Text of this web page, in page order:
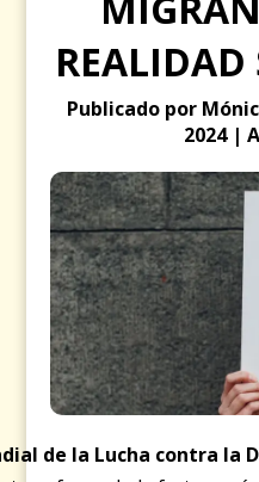
Publicado por
2024 |
de la Lucha contra la